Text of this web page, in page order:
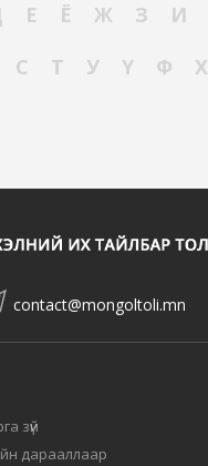
Е Ё Ж З И
С Т У Ү Ф Х
contact@mongoltoli.mn
зүй
дарааллаар